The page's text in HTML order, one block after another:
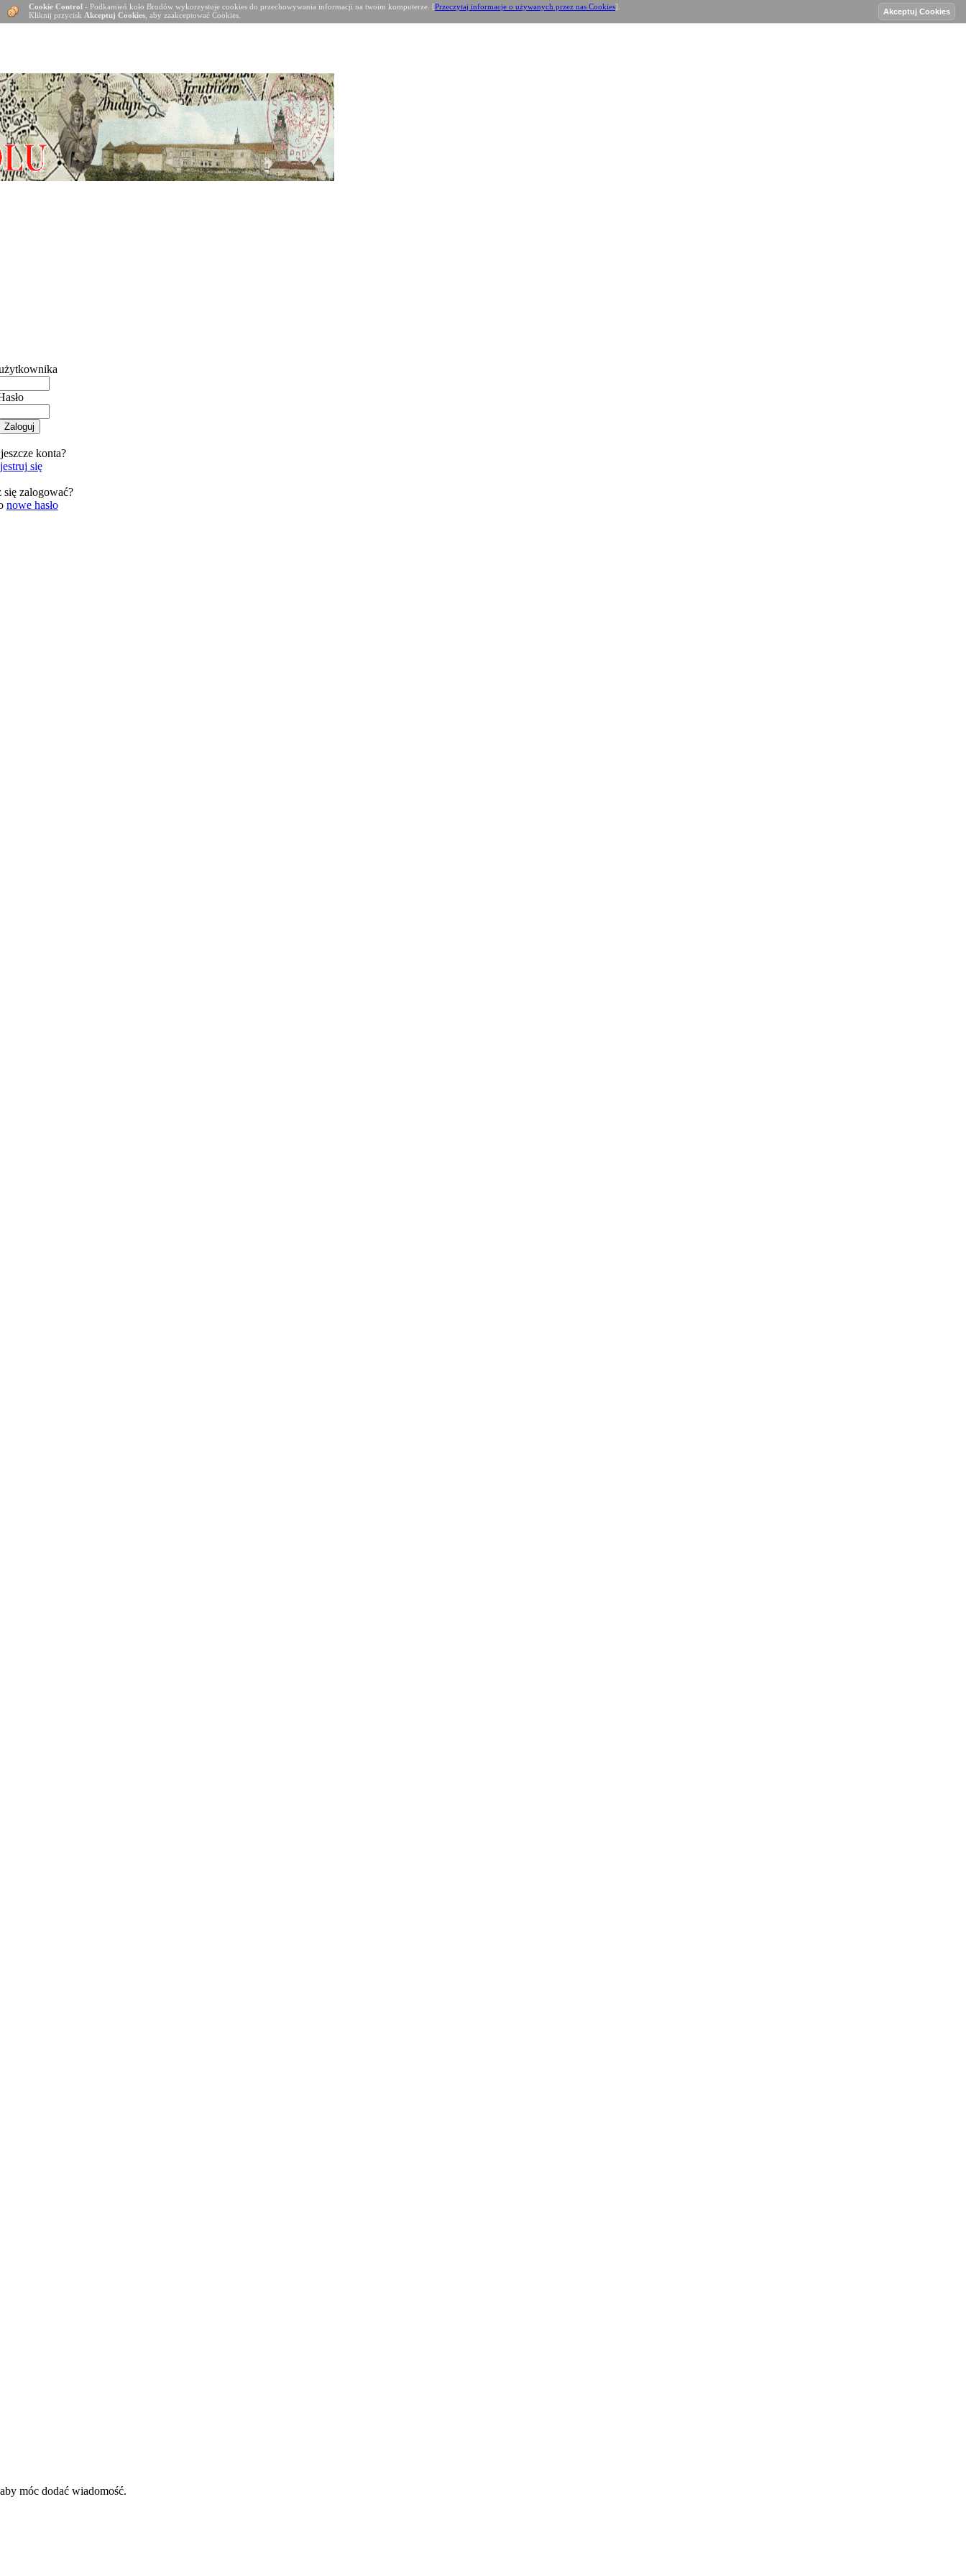
konta?
się
się zalogować?
nowe hasło
móc dodać wiadomość.
Cookie Control - Podkamień koło Brodów wykorzystuje cookies do przechowywania informacji na twoim komputerze. [Przeczytaj informacje o używanych przez nas Cookies].
Kliknij przycisk Akceptuj Cookies , aby zaakceptować Cookies.